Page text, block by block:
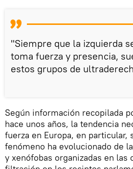
"Siempre que la izquierda
toma fuerza y presencia,
estos grupos de
Según información recopilada
hace unos años, la tendencia
fuerza en Europa, en particular,
fenómeno ha evolucionado de
y xenófobas organizadas en las